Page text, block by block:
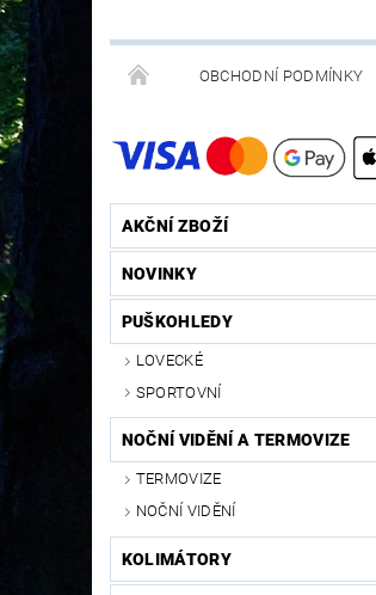
OBCHODNÍ PODMÍNKY
RECYKLACE ELEKTROODPADU A
AKČNÍ ZBOŽÍ
NOVINKY
PUŠKOHLEDY
LOVECKÉ
SPORTOVNÍ
NOČNÍ VIDĚNÍ A TERMOVIZE
TERMOVIZE
NOČNÍ VIDĚNÍ
KOLIMÁTORY